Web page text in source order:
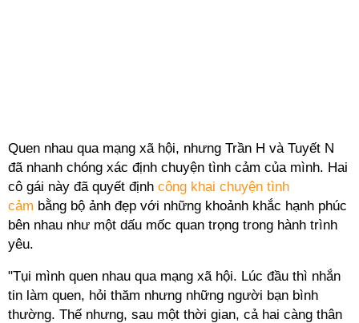
Quen nhau qua mạng xã hội, nhưng Trần H và Tuyết N
đã nhanh chóng xác định chuyện tình cảm của mình. Hai
cô gái này đã quyết định công khai chuyện tình
cảm bằng bộ ảnh đẹp với những khoảnh khắc hạnh phúc
bên nhau như một dấu mốc quan trọng trong hành trình
yêu.
"Tụi mình quen nhau qua mạng xã hội. Lúc đầu thì nhắn
tin làm quen, hỏi thăm nhưng những người bạn bình
thường. Thế nhưng, sau một thời gian, cả hai càng thân